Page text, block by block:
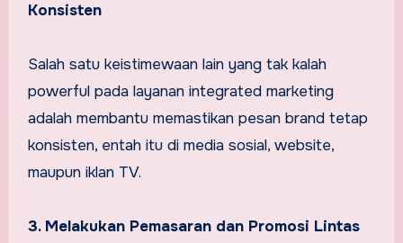
Konsisten
Salah satu keistimewaan lain yang tak kalah
powerful pada layanan integrated marketing
adalah membantu memastikan pesan brand tetap
konsisten, entah itu di media sosial, website,
maupun iklan TV.
3. Melakukan Pemasaran dan Promosi Lintas